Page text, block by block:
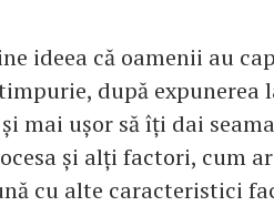
ideea că oamenii au
după expunerea
mai ușor să îți dai
și alți factori, cum
cu alte caracteristici